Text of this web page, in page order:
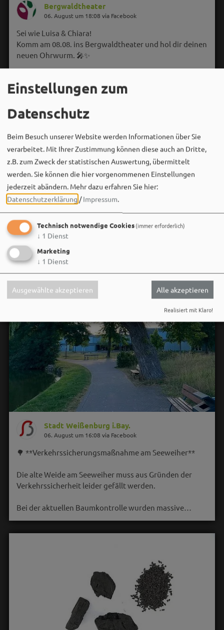
Bergwaldtheater
06. August um 18:08 via Facebook
Sei wie Luisa & Chiara!
Komm am 08.08. ins Bergwaldtheater und hol dir deinen
neuen Ohrwurm. 🎤✨
der im Kopf bleibt. 🌿🎵
Wir sehen uns…
Stadt Weißenburg i.Bay.
06. August um 16:08 via Facebook
🌳 **Verkehrssicherungsmaßnahme am Seeweiher**
Die alte Weide am Seeweiher muss aus Gründen der
Verkehrssicherheit leider gefällt werden.
Bei der aktuellen Baumkontrolle wurden massive…
Einstellungen zum
Datenschutz
Beim Besuch unserer Website werden Informationen über Sie
verarbeitet. Mit Ihrer Zustimmung können diese auch an Dritte,
z.B. zum Zweck der statistischen Auswertung, übermittelt
werden. Sie können die hier vorgenommenen Einstellungen
jederzeit abändern. Mehr dazu erfahren Sie hier:
Datenschutzerklärung /Impressum.
Technisch notwendige Cookies(immer erforderlich)
↓ 1 Dienst
Marketing
↓ 1 Dienst
Ausgewählte akzeptieren Alle akzeptieren
Realisiert mit Klaro!